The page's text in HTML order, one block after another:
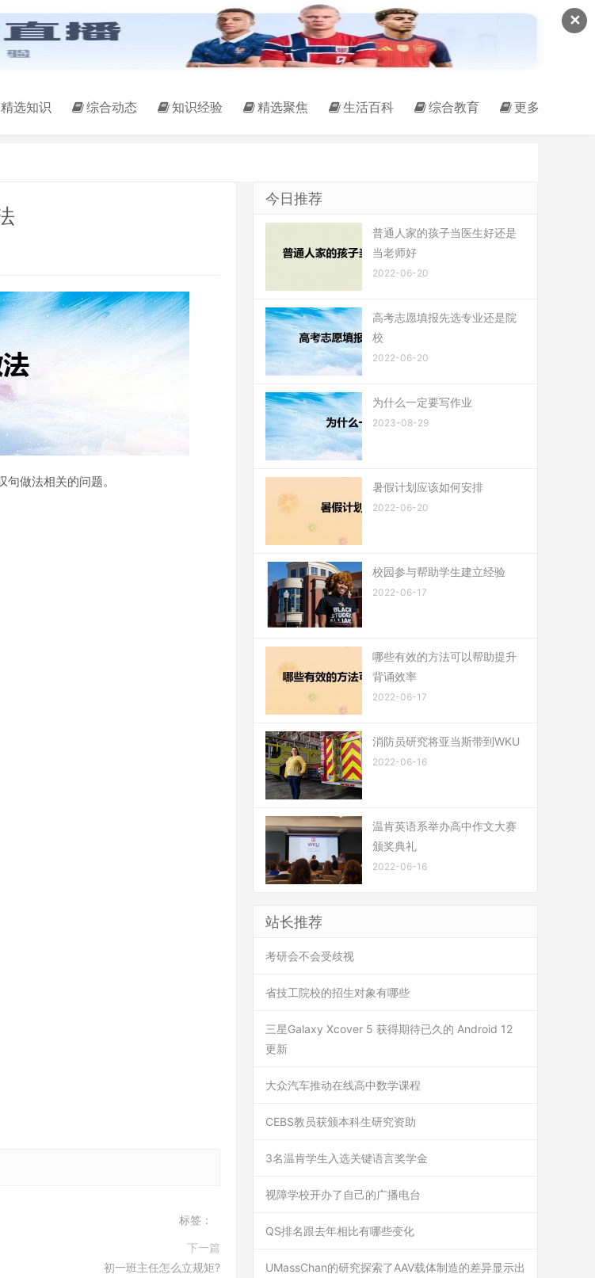
✕
精选知识 综合动态 知识经验 精选聚焦 生活百科 综合教育 更多
做法相关的问题。
标签：
下一篇
初一班主任怎么立规矩?
今日推荐
普通人家的孩子当医生好还是
当老师好
2022-06-20
高考志愿填报先选专业还是院
校
2022-06-20
为什么一定要写作业
2023-08-29
暑假计划应该如何安排
2022-06-20
校园参与帮助学生建立经验
2022-06-17
哪些有效的方法可以帮助提升
背诵效率
2022-06-17
消防员研究将亚当斯带到WKU
2022-06-16
温肯英语系举办高中作文大赛
颁奖典礼
2022-06-16
站长推荐
考研会不会受歧视
省技工院校的招生对象有哪些
三星Galaxy Xcover 5 获得期待已久的 Android 12
更新
大众汽车推动在线高中数学课程
CEBS教员获颁本科生研究资助
3名温肯学生入选关键语言奖学金
视障学校开办了自己的广播电台
QS排名跟去年相比有哪些变化
UMassChan的研究探索了AAV载体制造的差异显示出